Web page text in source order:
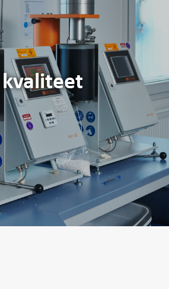
MAGYAR
فارسی
NEDERLANDS
ROMÂNESC
SUOMALAINEN
SLOVENSKÁ
DANSK
ΕΛΛΗΝΙΚΉ
БЪЛГАРСКИ
SVENSKA
SLOVENSKI
EESTI
LIETUVIŲ
kvaliteet